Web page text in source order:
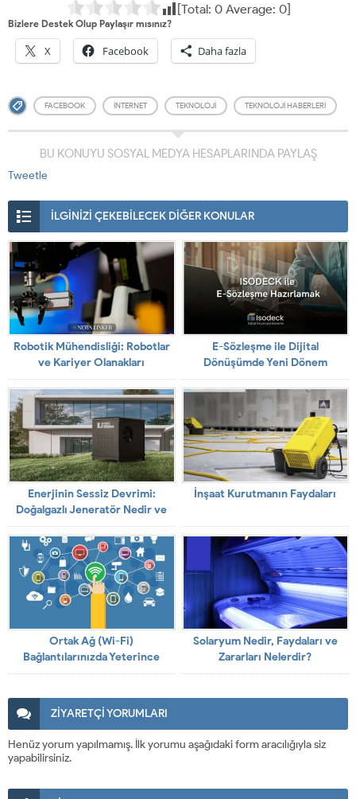
[Total: 0Average: 0]
Bizlere Destek Olup Paylaşır mısınız?
X Facebook Daha fazla
FACEBOOK INTERNET TEKNOLOJI TEKNOLOJI HABERLERI
BU KONUYU SOSYAL MEDYA HESAPLARINDA PAYLAŞ
Tweetle
İLGİNİZİ ÇEKEBİLECEK DİĞER KONULAR
Robotik Mühendisliği: Robotlar
ve Kariyer Olanakları
E-Sözleşme ile Dijital
Dönüşümde Yeni Dönem
Enerjinin Sessiz Devrimi:
Doğalgazlı Jeneratör Nedir ve
Nasıl Çalışır?
İnşaat Kurutmanın Faydaları
Ortak Ağ (Wi-Fi)
Bağlantılarınızda Yeterince
Güvende Misiniz?
Solaryum Nedir, Faydaları ve
Zararları Nelerdir?
ZİYARETÇİ YORUMLARI
Henüz yorum yapılmamış. İlk yorumu aşağıdaki form aracılığıyla siz
yapabilirsiniz.